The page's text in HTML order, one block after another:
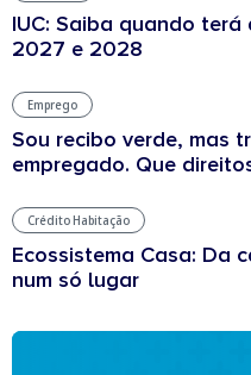
IUC: Saiba quando
2027 e 2028
Emprego
Sou recibo verde, mas
empregado. Que
Crédito Habitação
Ecossistema Casa: Da
num só lugar